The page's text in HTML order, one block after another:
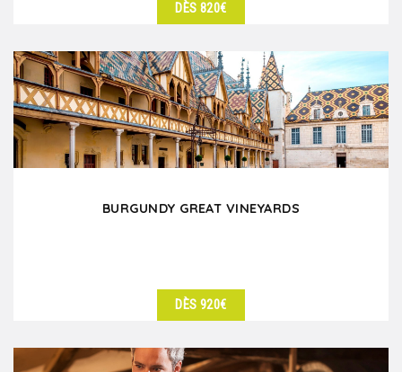
DÈS 820€
BURGUNDY GREAT VINEYARDS
DÈS 920€